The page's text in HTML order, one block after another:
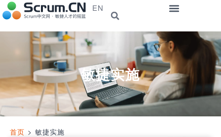
EN
敏捷实施
首页 > 敏捷实施